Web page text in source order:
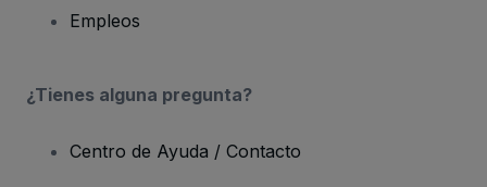
Empleos
¿Tienes alguna pregunta?
Centro de Ayuda / Contacto